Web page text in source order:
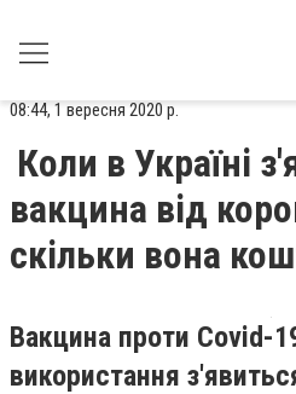
08:44, 1 вересня 2020 р.
Коли в Україні
вакцина від
скільки вона
Вакцина проти Covid-
використання